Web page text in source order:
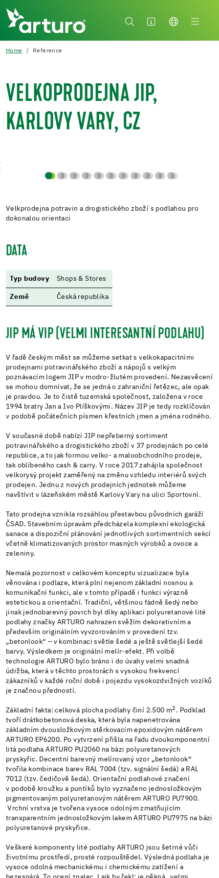
Home Reference
VELKOPRODEJNA JIP,
KARLOVY VARY, CZ
Velkprodejna potravin a drogistického zboží s podlahou pro
dokonalou orientaci
DATA
Typ budovy Shops & Stores
Země Česká republika
JIP MÁ VIP (VELMI INTERESANTNÍ PODLAHU)
V řadě českým měst se můžeme setkat s velkokapacitními
prodejnami potravinářského zboží a nápojů s velkým
poznávacím logem JIP v modro-žlutém provedení. Nezasvěcení
se mohou domnívat, že se jedná o zahraniční řetězec, ale opak
je pravdou. Je to čistě tuzemská společnost, založena v roce
1994 bratry Jan a Ivo Plíškovými. Název JIP je tedy rozklíčován
v podobě počátečních písmen křestních jmen a jména rodného.
V současné době nabízí JIP nepřeberný sortiment
potravinářského a drogistického zboží v 37 prodejnách po celé
republice, a to jak formou velko- a maloobchodního prodeje,
tak oblíbeného cash & carry. V roce 2017 zahájila společnost
velkorysý projekt zaměřený na změnu vzhledu interiérů svých
prodejen. Jednu z nových prodejních jednotek můžeme
navštívit v lázeňském městě Karlovy Vary na ulici Sportovní.
Tato prodejna vznikla rozsáhlou přestavbou původních garáží
ČSAD. Stavebním úpravám předcházela komplexní ekologická
sanace a dispoziční plánování jednotlivých sortimentních sekcí
včetně klimatizovaných prostor masných výrobků a ovoce a
zeleniny.
Nemalá pozornost v celkovém konceptu vizualizace byla
věnována i podlaze, která plní nejenom základní nosnou a
komunikační funkci, ale v tomto případě i funkci výrazně
estetickou a orientační. Tradiční, většinou fádně šedý nebo
jinak jednobarevný povrch byl díky aplikaci polyuretanové lité
podlahy značky ARTURO nahrazen svěžím dekorativním a
především originálním vyvzorováním v provedení tzv.
„betonlook“ – v kombinaci světle šedé a ještě světlejší šedé
barvy. Výsledkem je originální melír-efekt. Při volbě
technologie ARTURO bylo bráno i do úvahy velmi snadná
údržba, která v těchto prostorách s vysokou frekvencí
zákazníků v každé roční době i pojezdu vysokozdvižných vozíků
je značnou předností.
Základní fakta: celková plocha podlahy činí 2.500 m2 . Podklad
tvoří drátkobetonová deska, která byla napenetrována
základním dvousložkovým stěrkovacím epoxidovým nátěrem
ARTURO EP6200. Po vytvrzení přišla na řadu dvoukomponentní
litá podlaha ARTURO PU2060 na bázi polyuretanových
pryskyřic. Decentní barevný melírovaný vzor „betonlook“
tvořila kombinace barev RAL 7004 (tzv. signální šedá) a RAL
7012 (tzv. čedičově šedá). Orientační podlahové značení
v podobě kroužku a puntíků bylo vyznačeno jednosložkovým
pigmentovaným polyuretanovým nátěrem ARTURO PU7900.
Vrchní vrstva je tvořena vysoce odolným zmatňujícím
transparentním jednosložkovým lakem ARTURO PU7975 na bázi
polyuretanové pryskyřice.
Veškeré komponenty lité podlahy ARTURO jsou šetrné vůči
životnímu prostředí, prosté rozpouštědel. Výsledná podlaha je
vysoce odolná mechanickému i chemickému zatížení a